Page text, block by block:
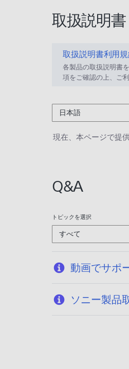
取扱説明書
取扱説明書利用
各製品の取扱説明書
項をご確認の上、ご利
日本語
現在、本ページで提
Q&A
トピックを選択
すべて
動画でサポ
ソニー製品